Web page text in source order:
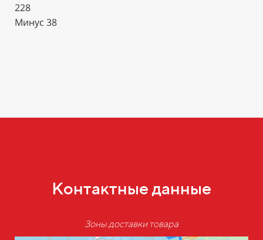
228
Минус 38
Контактные данные
Зоны доставки товара